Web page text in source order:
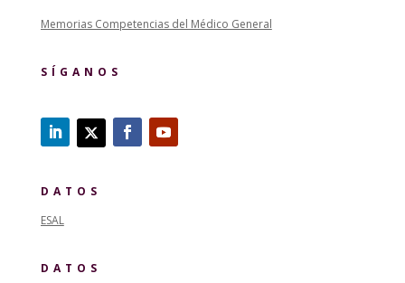
Memorias Competencias del Médico General
SÍGANOS
DATOS
ESAL
DATOS